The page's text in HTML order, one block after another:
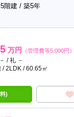
5階建 / 築5年
万円 （管理費等5,000円）
/ 礼 －
/ 2LDK / 60.65㎡
)